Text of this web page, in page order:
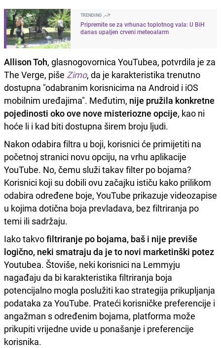
TRENDING
Pripremite se za vrhunac toplotnog vala: U BiH
danas upaljen crveni meteoalarm
Allison Toh, glasnogovornica YouTubea, potvrdila je za
The Verge, piše Zimo, da je karakteristika trenutno
dostupna "odabranim korisnicima na Android i iOS
mobilnim uređajima". Međutim, nije pružila konkretne
pojedinosti oko ove nove misteriozne opcije, kao ni
hoće li i kad biti dostupna širem broju ljudi.
Nakon odabira filtra u boji, korisnici će primijetiti na
početnoj stranici novu opciju, na vrhu aplikacije
YouTube. No, čemu služi takav filter po bojama?
Korisnici koji su dobili ovu začajku ističu kako prilikom
odabira određene boje, YouTube prikazuje videozapise
u kojima dotična boja prevladava, bez filtriranja po
temi ili sadržaju.
Iako takvofiltriranje po bojama, baš i nije previše
logično, neki smatraju da je to novi marketinški potez
Youtubea. Štoviše, neki korisnici na Lemmyju
nagađaju da bi karakteristika filtriranja boja
potencijalno mogla poslužiti kao strategija prikupljanja
podataka za YouTube. Prateći korisničke preferencije i
angažman s određenim bojama, platforma može
prikupiti vrijedne uvide u ponašanje i preferencije
korisnika.